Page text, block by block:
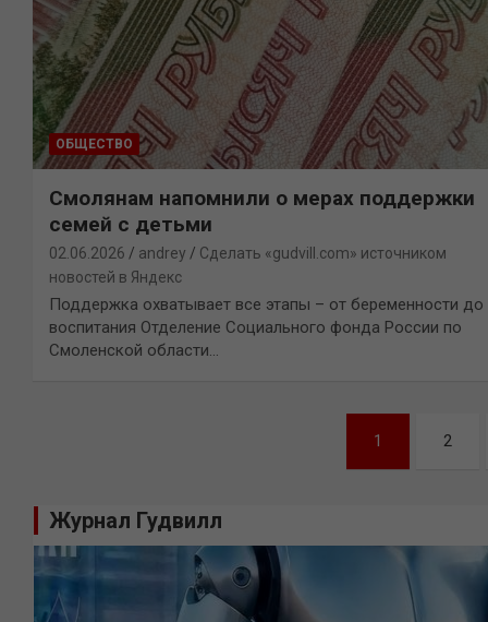
ОБЩЕСТВО
Смолянам напомнили о мерах поддержки
семей с детьми
02.06.2026 andrey
Сделать «gudvill.com» источником
новостей в Яндекс
Поддержка охватывает все этапы – от беременности до
воспитания Отделение Социального фонда России по
Смоленской области…
записям
1 2
Журнал Гудвилл